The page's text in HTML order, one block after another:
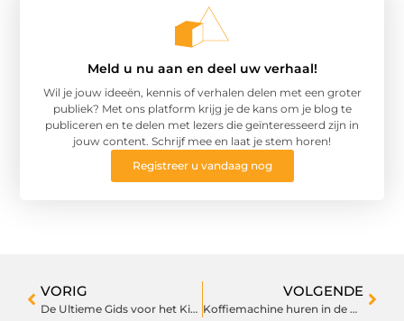
Meld u nu aan en deel uw verhaal!
Wil je jouw ideeën, kennis of verhalen delen met een groter
publiek? Met ons platform krijg je de kans om je blog te
publiceren en te delen met lezers die geïnteresseerd zijn in
jouw content. Schrijf mee en laat je stem horen!
Registreer u vandaag nog
VORIG
De Ultieme Gids voor het Kiezen van een Trouwlocatie in Haarlemmermeer
VOLGENDE
Koffiemachine huren in de horeca: De voordelen voor jouw bedrijf